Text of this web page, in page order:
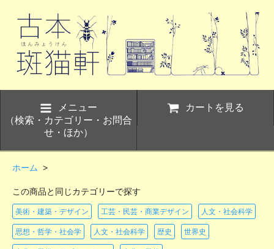
メニュー
（検索・カテゴリー・お問合
せ・ほか）
カートを見る
ホーム >
この商品と同じカテゴリーで探す
美術・建築・デザイン 工芸・民芸・商業デザイン 人文・社会科学
思想・哲学・社会学 人文・社会科学 歴史 世界史